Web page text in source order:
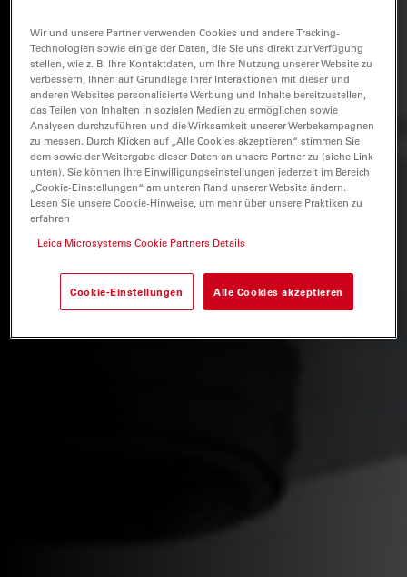
Wir und unsere Partner verwenden Cookies und andere Tracking-
Technologien sowie einige der Daten, die Sie uns direkt zur Verfügung
stellen, wie z. B. Ihre Kontaktdaten, um Ihre Nutzung unserer Website zu
verbessern, Ihnen auf Grundlage Ihrer Interaktionen mit dieser und
anderen Websites personalisierte Werbung und Inhalte bereitzustellen,
das Teilen von Inhalten in sozialen Medien zu ermöglichen sowie
Analysen durchzuführen und die Wirksamkeit unserer Werbekampagnen
zu messen. Durch Klicken auf „Alle Cookies akzeptieren“ stimmen Sie
dem sowie der Weitergabe dieser Daten an unsere Partner zu (siehe Link
unten). Sie können Ihre Einwilligungseinstellungen jederzeit im Bereich
„Cookie-Einstellungen“ am unteren Rand unserer Website ändern.
Lesen Sie unsere Cookie-Hinweise, um mehr über unsere Praktiken zu
erfahren
Leica Microsystems Cookie Partners Details
Cookie-Einstellungen Alle Cookies akzeptieren